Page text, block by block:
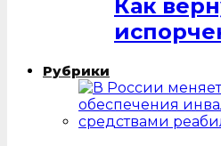
Как
Рубрики